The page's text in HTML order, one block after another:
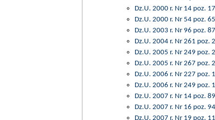
Dz.U. 2000 r. Nr 14 poz.
Dz.U. 2000 r. Nr 54 poz.
Dz.U. 2003 r. Nr 96 poz.
Dz.U. 2004 r. Nr 261 poz.
Dz.U. 2005 r. Nr 249 poz.
Dz.U. 2005 r. Nr 267 poz.
Dz.U. 2006 r. Nr 227 poz.
Dz.U. 2006 r. Nr 249 poz.
Dz.U. 2007 r. Nr 14 poz. 89
Dz.U. 2007 r. Nr 16 poz. 94
Dz.U. 2007 r. Nr 19 poz.